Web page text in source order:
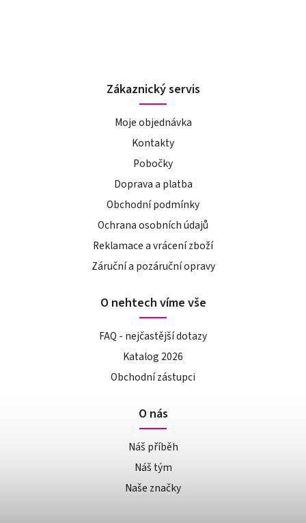
Zákaznický servis
Moje objednávka
Kontakty
Pobočky
Doprava a platba
Obchodní podmínky
Ochrana osobních údajů
Reklamace a vrácení zboží
Záruční a pozáruční opravy
O nehtech víme vše
FAQ - nejčastější dotazy
Katalog 2026
Obchodní zástupci
O nás
Náš příběh
Náš tým
Naše značky